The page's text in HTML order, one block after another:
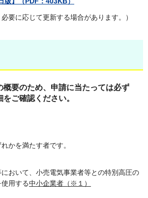
要に応じて更新する場合があります。）
概要のため、申請に当たっては必ず
をご確認ください。
かを満たす者です。
おいて、小売電気事業者等との特別高圧の
用する中小企業者（※１）